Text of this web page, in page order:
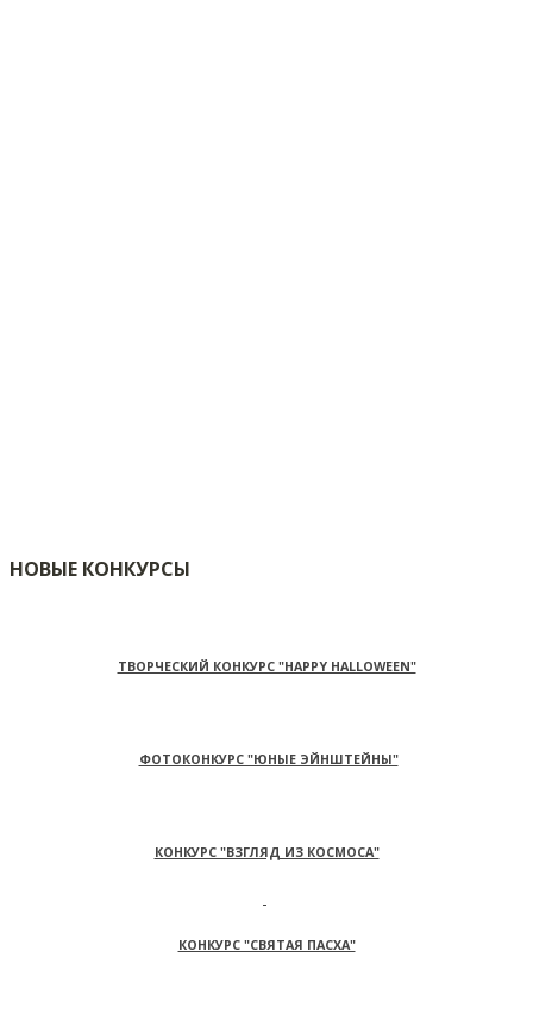
НОВЫЕ КОНКУРСЫ
ТВОРЧЕСКИЙ КОНКУРС "HAPPY HALLOWEEN"
ФОТОКОНКУРС "ЮНЫЕ ЭЙНШТЕЙНЫ"
КОНКУРС "ВЗГЛЯД ИЗ КОСМОСА"
КОНКУРС "СВЯТАЯ ПАСХА"